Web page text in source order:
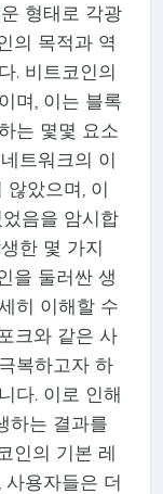
형태로 각광
의 목적과 역
. 비트코인의
며, 이는 블록
는 몇몇 요소
트워크의 이
았으며, 이
음을 암시합
한 몇 가지
을 둘러싼 생
히 이해할 수
크와 같은 사
복하고자 하
다. 이로 인해
하는 결과를
인의 기본 레
용자들은 더